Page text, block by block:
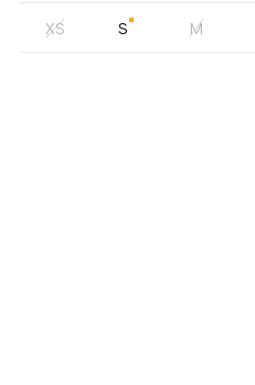
XS S M